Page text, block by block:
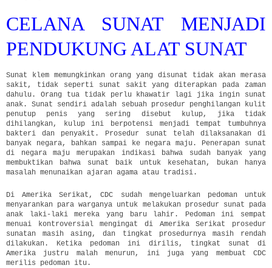
CELANA SUNAT MENJADI
PENDUKUNG ALAT SUNAT
Sunat klem memungkinkan orang yang disunat tidak akan merasa
sakit, tidak seperti sunat sakit yang diterapkan pada zaman
dahulu. Orang tua tidak perlu khawatir lagi jika ingin sunat
anak. Sunat sendiri adalah sebuah prosedur penghilangan kulit
penutup penis yang sering disebut kulup, jika tidak
dihilangkan, kulup ini berpotensi menjadi tempat tumbuhnya
bakteri dan penyakit. Prosedur sunat telah dilaksanakan di
banyak negara, bahkan sampai ke negara maju. Penerapan sunat
di negara maju merupakan indikasi bahwa sudah banyak yang
membuktikan bahwa sunat baik untuk kesehatan, bukan hanya
masalah menunaikan ajaran agama atau tradisi.
Di Amerika Serikat, CDC sudah mengeluarkan pedoman untuk
menyarankan para warganya untuk melakukan prosedur sunat pada
anak laki-laki mereka yang baru lahir. Pedoman ini sempat
menuai kontroversial mengingat di Amerika Serikat prosedur
sunatan masih asing, dan tingkat prosedurnya masih rendah
dilakukan. Ketika pedoman ini dirilis, tingkat sunat di
Amerika justru malah menurun, ini juga yang membuat CDC
merilis pedoman itu.